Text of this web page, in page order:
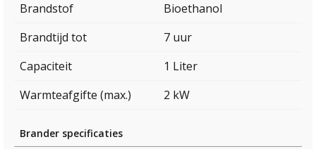
Brandstof
Bioethanol
Brandtijd tot
7 uur
Capaciteit
1 Liter
Warmteafgifte (max.)
2 kW
Brander specificaties